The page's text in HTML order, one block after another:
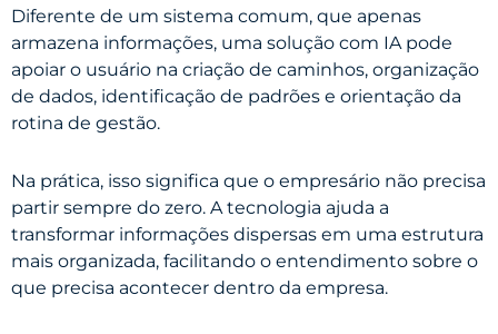
Diferente de um sistema comum, que apenas
armazena informações, uma solução com IA pode
apoiar o usuário na criação de caminhos, organização
de dados, identificação de padrões e orientação da
rotina de gestão.
Na prática, isso significa que o empresário não precisa
partir sempre do zero. A tecnologia ajuda a
transformar informações dispersas em uma estrutura
mais organizada, facilitando o entendimento sobre o
que precisa acontecer dentro da empresa.